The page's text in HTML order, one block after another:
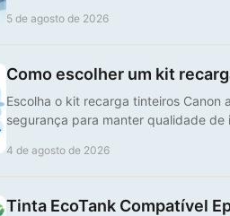
5 de agosto de 2026
Como escolher um kit
Escolha o kit recarga tinteiros
segurança para manter qualidade de
4 de agosto de 2026
Tinta EcoTank Compatível